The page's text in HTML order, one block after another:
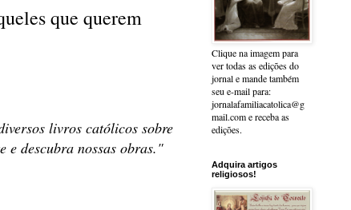
que querem
livros católicos sobre
descubra nossas obras."
Clique na imagem para
ver todas as edições do
jornal e mande também
seu e-mail para:
jornalafamiliacatolica@g
mail.com e receba as
edições.
Adquira artigos
religiosos!